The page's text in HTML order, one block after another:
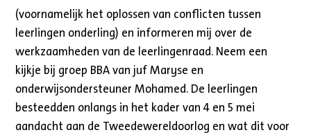
(voornamelijk het oplossen van conflicten tussen
leerlingen onderling) en informeren mij over de
werkzaamheden van de leerlingenraad. Neem een
kijkje bij groep BBA van juf Maryse en
onderwijsondersteuner Mohamed. De leerlingen
besteedden onlangs in het kader van 4 en 5 mei
aandacht aan de Tweedewereldoorlog en wat dit voor